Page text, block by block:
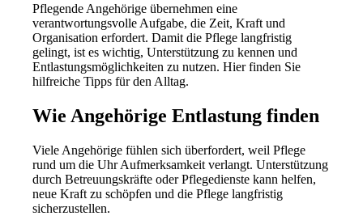
Pflegende Angehörige übernehmen eine
verantwortungsvolle Aufgabe, die Zeit, Kraft und
Organisation erfordert. Damit die Pflege langfristig
gelingt, ist es wichtig, Unterstützung zu kennen und
Entlastungsmöglichkeiten zu nutzen. Hier finden Sie
hilfreiche Tipps für den Alltag.
Wie Angehörige Entlastung finden
Viele Angehörige fühlen sich überfordert, weil Pflege
rund um die Uhr Aufmerksamkeit verlangt. Unterstützung
durch Betreuungskräfte oder Pflegedienste kann helfen,
neue Kraft zu schöpfen und die Pflege langfristig
sicherzustellen.